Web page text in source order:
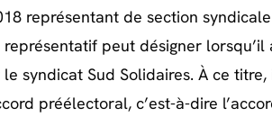
représentant de section
peut désigner lorsqu’il
syndicat Sud Solidaires. À ce titre,
préélectoral, c’est-à-dire